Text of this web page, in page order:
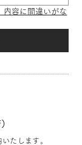
内容に間違いがな
たします。